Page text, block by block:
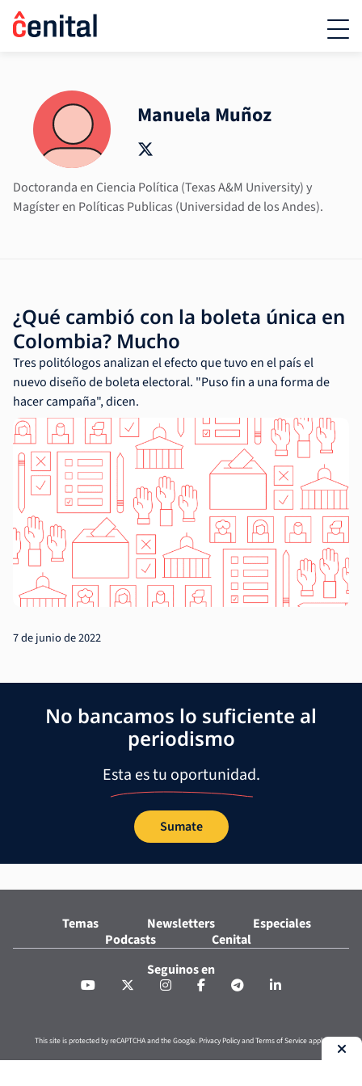
Manuela Muñoz
Doctoranda en Ciencia Política (Texas A&M University) y
Magíster en Políticas Publicas (Universidad de los Andes).
¿Qué cambió con la boleta única en
Colombia? Mucho
Tres politólogos analizan el efecto que tuvo en el país el
nuevo diseño de boleta electoral. "Puso fin a una forma de
hacer campaña", dicen.
7 de junio de 2022
No bancamos lo suficiente al
periodismo
Esta es tu oportunidad.
Sumate
Temas Newsletters
Especiales
Podcasts
Cenital
Seguinos en
This site is protected by reCAPTCHA and the Google. Privacy PolicyandTerms of Serviceapply.